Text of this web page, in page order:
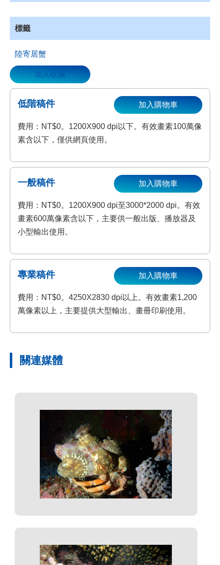
標籤
陸寄居蟹
加入收藏
低階稿件
費用：NT$0。1200X900 dpi以下。有效畫素100萬像
素含以下，僅供網頁使用。
加入購物車
一般稿件
費用：NT$0。1200X900 dpi至3000*2000 dpi。有效
畫素600萬像素含以下，主要供一般出版、播放器及
小型輸出使用。
加入購物車
專業稿件
費用：NT$0。4250X2830 dpi以上。有效畫素1,200
萬像素以上，主要提供大型輸出、畫冊印刷使用。
加入購物車
關連媒體